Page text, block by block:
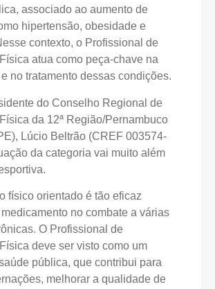
associado ao aumento de
hipertensão, obesidade e
contexto, o Profissional de
atua como peça-chave na
no tratamento dessas condições.
do Conselho Regional de
da 12ª Região/Pernambuco
Lúcio Beltrão (CREF 003574-
da categoria vai muito além
físico orientado é tão eficaz
no combate a várias
O Profissional de
deve ser visto como um
pública, que contribui para
melhorar a qualidade de